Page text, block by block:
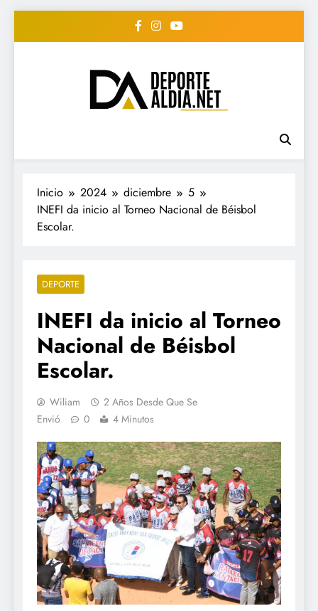
• DEPORTE AL DIA •
"Periodico Deportivo
Digital"
#deportealdiard #deportealdiaperiodico
Inicio 2024 diciembre
5
INEFI da inicio al Torneo Nacional de Béisbol
Escolar.
DEPORTE
INEFI da inicio al Torneo
Nacional de Béisbol
Escolar.
Wiliam
2 Años Desde Que Se
Envió
0 4 Minutos